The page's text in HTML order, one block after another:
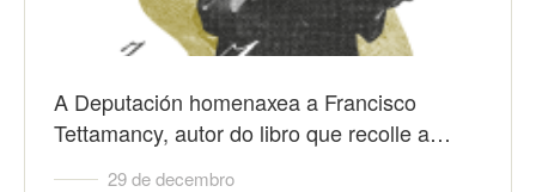
A Deputación homenaxea a Francisco
Tettamancy, autor do libro que recolle a…
29 de decembro